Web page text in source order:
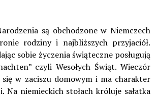
są obchodzone w Niemczech
rodziny i najbliższych przyjaciół.
sobie życzenia świąteczne posługują
czyli Wesołych Świąt. Wieczór
w zaciszu domowym i ma charakter
Na niemieckich stołach króluje sałatka